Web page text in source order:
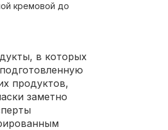
кремовой до
в которых
продуктов,
заметно